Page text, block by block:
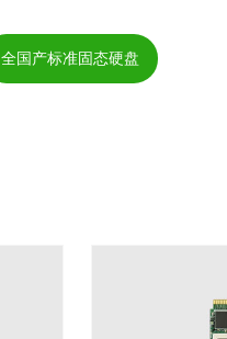
全国产标准固态硬盘